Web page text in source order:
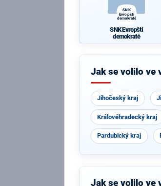
SNK
Evropští
demokraté
SNK Evropští
demokraté
Jak se volilo ve
Jihočeský kraj
Královéhradecký kraj
Pardubický kraj
Jak se volilo ve